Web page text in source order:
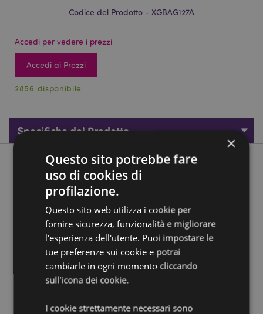
Codice del Prodotto - XGBAG127A
Accedi per vedere i prezzi
Accedi ai Prezzi
2856 disponibile
Specifiche del Prodotto
Descrizione del Prodotto
Busta Regalo - Banda Natalizia - L
Material: Card Gift Bag with a Card Gift Tag
attached to Cord Handles
Informazioni Aggiuntive:
Vuoi informazioni su come inoltrare un ordine
utilizzando il sito internet di Puckator?
×
Questo sito potrebbe fare
uso di cookies di
profilazione.
Questo sito web utilizza i cookie per
fornire sicurezza, funzionalità e migliorare
l'esperienza dell'utente. Puoi impostare le
tue preferenze sui cookie e potrai
cambiarle in ogni momento cliccando
sull'icona dei cookie.
I cookie strettamente necessari sono